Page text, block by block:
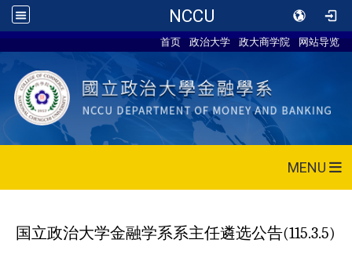
NCCU
首页 政治大学 政大商学院 网站导览
MENU
国立政治大学金融学系系主任遴选公告(115.3.5)